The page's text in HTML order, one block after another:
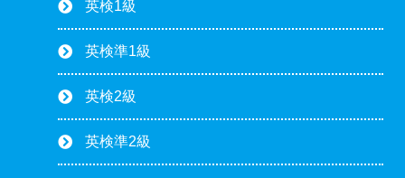
英検1級
英検準1級
英検2級
英検準2級